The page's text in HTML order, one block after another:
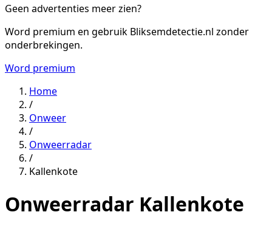
Geen advertenties meer zien?
Word premium en gebruik Bliksemdetectie.nl zonder
onderbrekingen.
Word premium
Home
/
Onweer
/
Onweerradar
/
Kallenkote
Onweerradar Kallenkote